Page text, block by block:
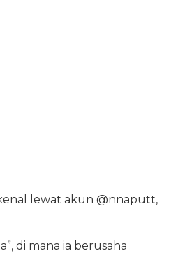
lewat akun @nnaputt,
di mana ia berusaha